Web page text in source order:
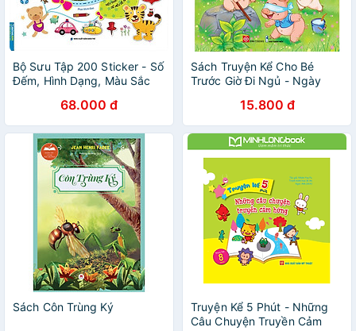
Bộ Sưu Tập 200 Sticker - Số
Đếm, Hình Dạng, Màu Sắc
68.000 đ
Sách Truyện Kể Cho Bé
Trước Giờ Đi Ngủ - Ngày
Bộ 10 Cuốn + Lẻ
15.800 đ
Sách Côn Trùng Ký
Truyện Kể 5 Phút - Những
Câu Chuyện Truyền Cảm